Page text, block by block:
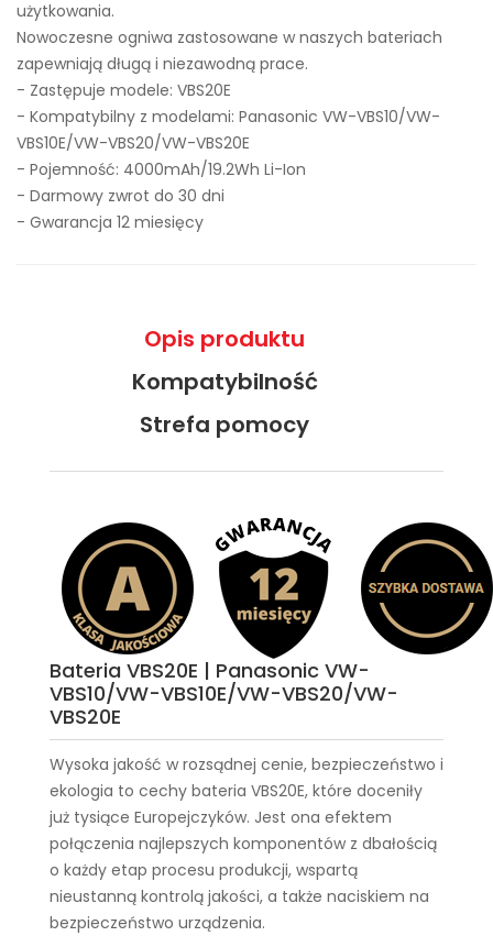
użytkowania.
Nowoczesne ogniwa zastosowane w naszych bateriach
zapewniają długą i niezawodną prace.
- Zastępuje modele: VBS20E
- Kompatybilny z modelami: Panasonic VW-VBS10/VW-
VBS10E/VW-VBS20/VW-VBS20E
- Pojemność: 4000mAh/19.2Wh Li-Ion
- Darmowy zwrot do 30 dni
- Gwarancja 12 miesięcy
Opis produktu
Kompatybilność
Strefa pomocy
Bateria VBS20E | Panasonic VW-
VBS10/VW-VBS10E/VW-VBS20/VW-
VBS20E
Wysoka jakość w rozsądnej cenie, bezpieczeństwo i
ekologia to cechy bateria VBS20E, które doceniły
już tysiące Europejczyków. Jest ona efektem
połączenia najlepszych komponentów z dbałością
o każdy etap procesu produkcji, wspartą
nieustanną kontrolą jakości, a także naciskiem na
bezpieczeństwo urządzenia.